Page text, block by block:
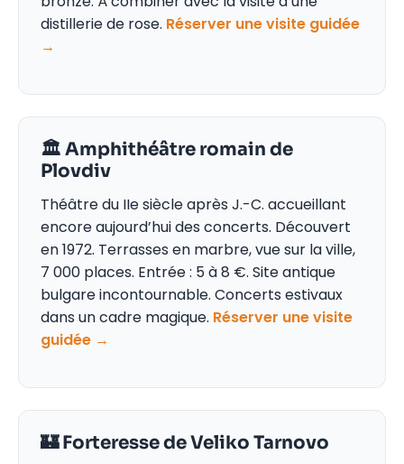
distillerie de rose. Réserver une visite guidée
→
🏛️ Amphithéâtre romain de
Plovdiv
Théâtre du IIe siècle après J.-C. accueillant
encore aujourd’hui des concerts. Découvert
en 1972. Terrasses en marbre, vue sur la ville,
7 000 places. Entrée : 5 à 8 €. Site antique
bulgare incontournable. Concerts estivaux
dans un cadre magique. Réserver une visite
guidée →
🏰 Forteresse de Veliko Tarnovo